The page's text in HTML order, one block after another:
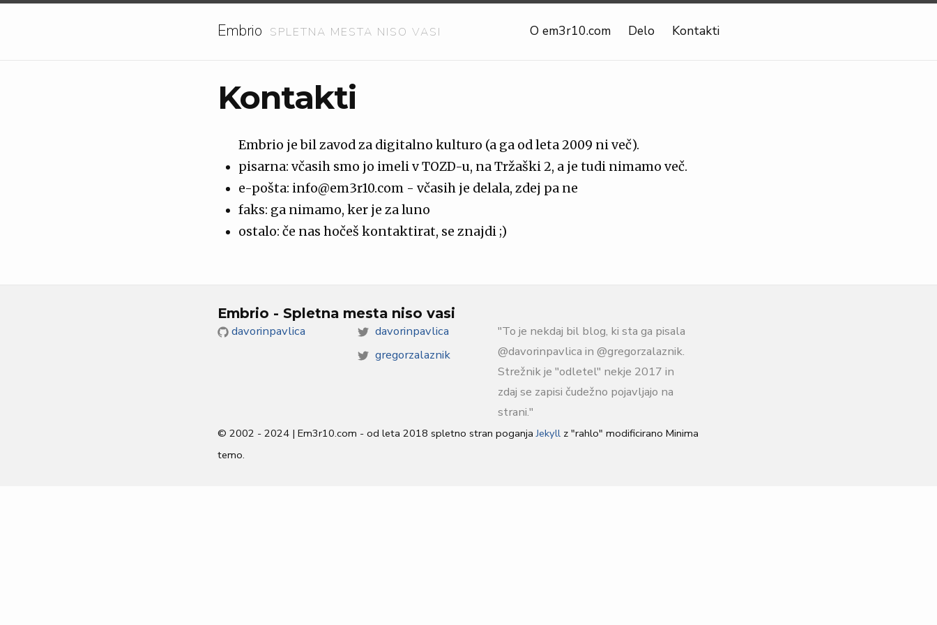
Embrio SPLETNA MESTA NISO VASI O em3r10.com Delo Kontakti
Kontakti
Embrio je bil zavod za digitalno kulturo (a ga od leta 2009 ni več).
pisarna: včasih smo jo imeli v TOZD-u, na Tržaški 2, a je tudi nimamo več.
e-pošta: info@em3r10.com - včasih je delala, zdej pa ne
faks: ga nimamo, ker je za luno
ostalo: če nas hočeš kontaktirat, se znajdi ;)
Embrio - Spletna mesta niso vasi
davorinpavlica
davorinpavlica
gregorzalaznik
"To je nekdaj bil blog, ki sta ga pisala
@davorinpavlica in @gregorzalaznik.
Strežnik je "odletel" nekje 2017 in
zdaj se zapisi čudežno pojavljajo na
strani."
© 2002 - 2024 | Em3r10.com - od leta 2018 spletno stran poganjaJekyll z "rahlo" modificirano Minima
temo.